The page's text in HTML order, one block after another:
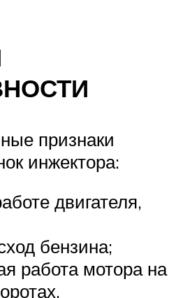
признаки
инжектора:
двигателя,
бензина;
работа мотора на